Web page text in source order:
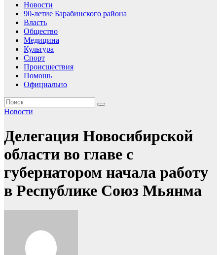
Новости
90-летие Барабинского района
Власть
Общество
Медицина
Культура
Спорт
Происшествия
Помошь
Официально
Новости
Делегация Новосибирской
области во главе с
губернатором начала работу
в Республике Союз Мьянма